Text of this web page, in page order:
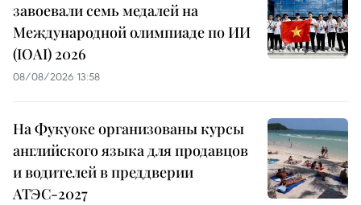
завоевали семь медалей на
Международной олимпиаде по ИИ
(IOAI) 2026
08/08/2026 13:58
На Фукуоке организованы курсы
английского языка для продавцов
и водителей в преддверии
АТЭС-2027